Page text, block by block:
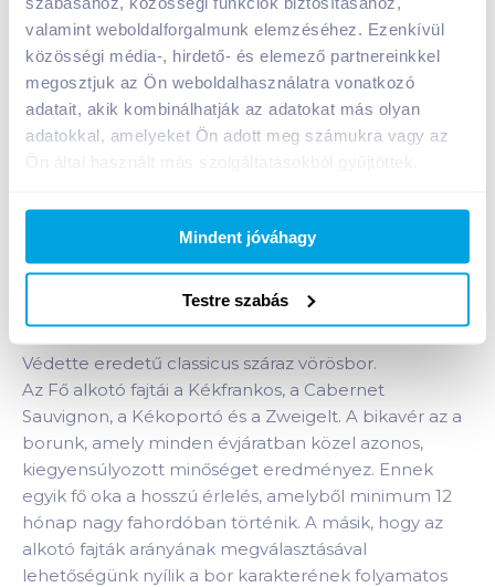
valamint weboldalforgalmunk elemzéséhez. Ezenkívül
közösségi média-, hirdető- és elemező partnereinkkel
megosztjuk az Ön weboldalhasználatra vonatkozó
adatait, akik kombinálhatják az adatokat más olyan
adatokkal, amelyeket Ön adott meg számukra vagy az
Ön által használt más szolgáltatásokból gyűjtöttek.
Mindent jóváhagy
Testre szabás
KosárbaKosárba
1 karton = 12 db
+1 karton a kosárba
Varga Egri Bikavér 2023 0,75 l
száraz vörösbortermékhez:
Védette eredetű classicus száraz vörösbor.
Az Fő alkotó fajtái a Kékfrankos, a Cabernet
Sauvignon, a Kékoportó és a Zweigelt. A bikavér az a
borunk, amely minden évjáratban közel azonos,
kiegyensúlyozott minőséget eredményez. Ennek
egyik fő oka a hosszú érlelés, amelyből minimum 12
hónap nagy fahordóban történik. A másik, hogy az
alkotó fajták arányának megválasztásával
lehetőségünk nyílik a bor karakterének folyamatos